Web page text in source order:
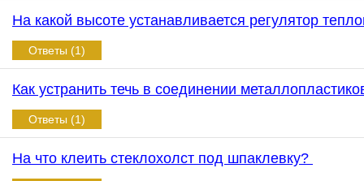
На какой высоте устанавливается регулятор
Ответы (1)
Как устранить течь в соединении
Ответы (1)
На что клеить стеклохолст под шпаклевку?